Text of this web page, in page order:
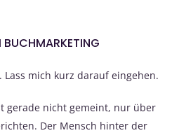
BUCHMARKETING
Lass mich kurz darauf eingehen.
gerade nicht gemeint, nur über
Der Mensch hinter der